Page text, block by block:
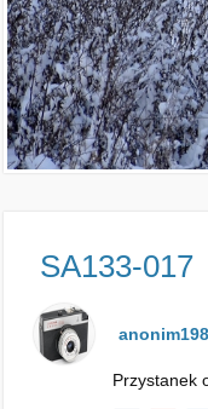
SA133-017
Przystanek